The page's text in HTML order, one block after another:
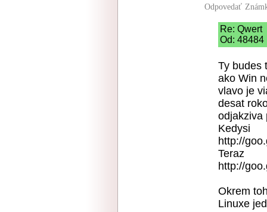
Odpovedať
Re: Qwert
Od: 48484
Ty budes
ako Win
vlavo je
desat
odjakziva
Kedysi
http://
Teraz
http://
Okrem
Linuxe